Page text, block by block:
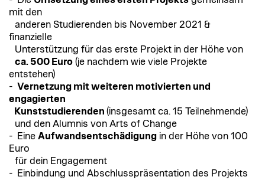
mit den
anderen Studierenden bis November 2021 &
finanzielle
Unterstützung für das erste Projekt in der Höhe von
ca. 500 Euro (je nachdem wie viele Projekte
entstehen)
- Vernetzung mit weiteren motivierten und
engagierten
Kunststudierenden (insgesamt ca. 15 Teilnehmende)
und den Alumnis von Arts of Change
- Eine Aufwandsentschädigung in der Höhe von 100
Euro
für dein Engagement
- Einbindung und Abschlusspräsentation des Projekts